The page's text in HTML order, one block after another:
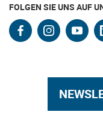
FOLGEN SIE UNS AUF